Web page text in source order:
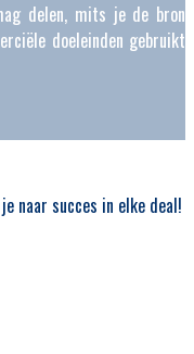
delen, mits je de bron
doeleinden gebruikt
naar succes in elke deal!